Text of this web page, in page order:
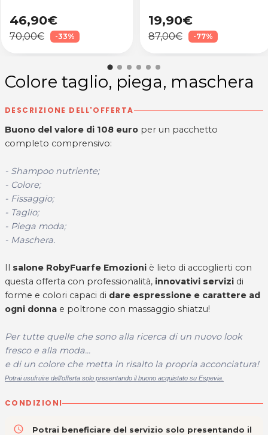
46,90€
70,00€ -33%
19,90€
87,00€ -77%
Colore taglio, piega, maschera
DESCRIZIONE DELL'OFFERTA
Buono del valore di 108 euro per un pacchetto
completo comprensivo:
- Shampoo nutriente;
- Colore;
- Fissaggio;
- Taglio;
- Piega moda;
- Maschera.
Il salone RobyFuarfe Emozioni è lieto di accoglierti con
questa offerta con professionalità, innovativi servizi di
forme e colori capaci di dare espressione e carattere ad
ogni donna e poltrone con massaggio shiatzu!
Per tutte quelle che sono alla ricerca di un nuovo look
fresco e alla moda...
e di un colore che metta in risalto la propria acconciatura!
Potrai usufruire dell'offerta solo presentando il buono acquistato su Espevia.
CONDIZIONI
access_time
Potrai beneficiare del servizio solo presentando il